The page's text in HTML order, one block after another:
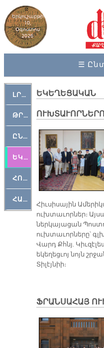
Երկուշաբթի
10,
Օգոստոս
2026
☰
ԼՐԱՀՈՍ
ԹՐՔԱՀԱՅ ԿԵԱՆՔ
ԸՆԿԵՐԱՄՇԱԿՈՒԹԱՅԻՆ
ԵԿԵՂԵՑԱԿԱՆ
ՀՈԳԵՄՏԱՒՈՐ
ՀԱՐԹԱԿ
ԵԿԵՂԵՑԱԿԱՆ
Հիւսիսային
ուխտաւորներ։
ներկայացան
ուխտաւորները՝
Վարդ Քհնյ.
եկեղեցւոյ նոյն
Տիլէյնիի։
ՖՐԱՆՍԱՀԱՅ